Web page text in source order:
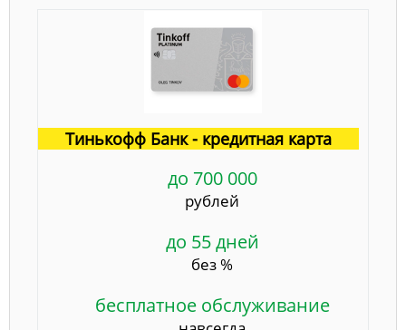
Тинькофф Банк - кредитная карта
до 700 000
рублей
до 55 дней
без %
бесплатное обслуживание